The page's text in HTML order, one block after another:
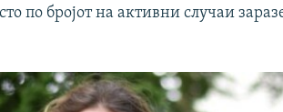
по бројот на активни случаи